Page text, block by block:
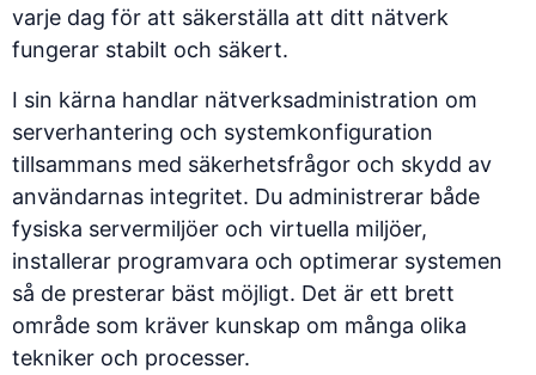
varje dag för att säkerställa att ditt nätverk
fungerar stabilt och säkert.
I sin kärna handlar nätverksadministration om
serverhantering och systemkonfiguration
tillsammans med säkerhetsfrågor och skydd av
användarnas integritet. Du administrerar både
fysiska servermiljöer och virtuella miljöer,
installerar programvara och optimerar systemen
så de presterar bäst möjligt. Det är ett brett
område som kräver kunskap om många olika
tekniker och processer.